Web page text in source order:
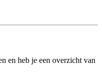
en heb je een overzicht van